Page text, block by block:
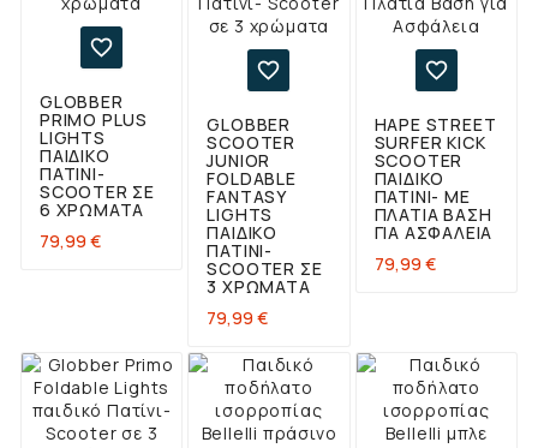

GLOBBER
PRIMO PLUS
LIGHTS
ΠΑΙΔΙΚΌ
ΠΑΤΊΝΙ-
SCOOTER ΣΕ
6 ΧΡΏΜΑΤΑ
79,99 €

GLOBBER
SCOOTER
JUNIOR
FOLDABLE
FANTASY
LIGHTS
ΠΑΙΔΙΚΌ
ΠΑΤΊΝΙ-
SCOOTER ΣΕ
3 ΧΡΏΜΑΤΑ
79,99 €

HAPE STREET
SURFER KICK
SCOOTER
ΠΑΙΔΙΚΌ
ΠΑΤΊΝΙ- ΜΕ
ΠΛΑΤΙΆ ΒΆΣΗ
ΓΙΑ ΑΣΦΆΛΕΙΑ
79,99 €